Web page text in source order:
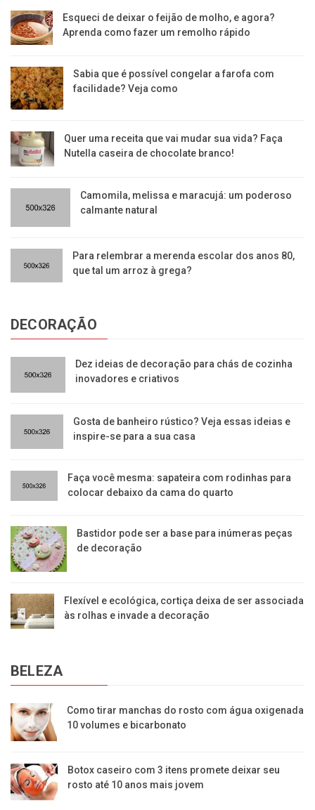
Esqueci de deixar o feijão de molho, e agora?
Aprenda como fazer um remolho rápido
Sabia que é possível congelar a farofa com
facilidade? Veja como
Quer uma receita que vai mudar sua vida? Faça
Nutella caseira de chocolate branco!
Camomila, melissa e maracujá: um poderoso
calmante natural
Para relembrar a merenda escolar dos anos 80,
que tal um arroz à grega?
DECORAÇÃO
Dez ideias de decoração para chás de cozinha
inovadores e criativos
Gosta de banheiro rústico? Veja essas ideias e
inspire-se para a sua casa
Faça você mesma: sapateira com rodinhas para
colocar debaixo da cama do quarto
Bastidor pode ser a base para inúmeras peças
de decoração
Flexível e ecológica, cortiça deixa de ser associada
às rolhas e invade a decoração
BELEZA
Como tirar manchas do rosto com água oxigenada
10 volumes e bicarbonato
Botox caseiro com 3 itens promete deixar seu
rosto até 10 anos mais jovem